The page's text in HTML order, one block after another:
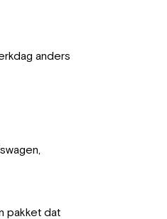
anders
pakket dat